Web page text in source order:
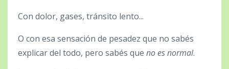
Con dolor, gases, tránsito lento...
O con esa sensación de pesadez que no sabés
explicar del todo, pero sabés que no es normal.